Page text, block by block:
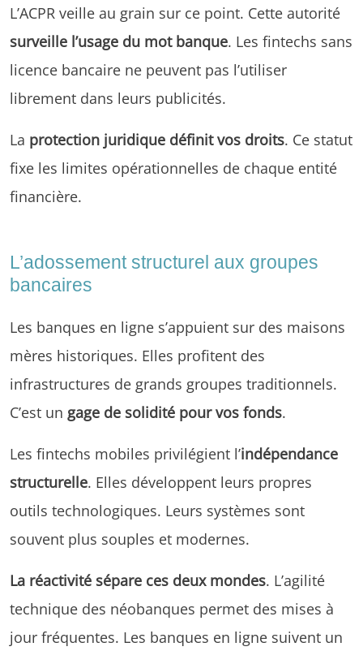
L’ACPR veille au grain sur ce point. Cette autorité
surveille l’usage du mot banque. Les fintechs sans
licence bancaire ne peuvent pas l’utiliser
librement dans leurs publicités.
La protection juridique définit vos droits. Ce statut
fixe les limites opérationnelles de chaque entité
financière.
L’adossement structurel aux groupes
bancaires
Les banques en ligne s’appuient sur des maisons
mères historiques. Elles profitent des
infrastructures de grands groupes traditionnels.
C’est un gage de solidité pour vos fonds.
Les fintechs mobiles privilégient l’indépendance
structurelle. Elles développent leurs propres
outils technologiques. Leurs systèmes sont
souvent plus souples et modernes.
La réactivité sépare ces deux mondes. L’agilité
technique des néobanques permet des mises à
jour fréquentes. Les banques en ligne suivent un